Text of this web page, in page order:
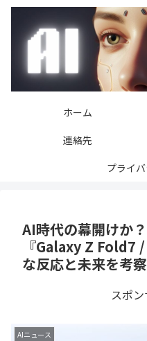
ホーム
連絡先
プライ
AI時代の幕開けか
『Galaxy Z Fold7
な反応と未来を考察
スポ
AIニュース